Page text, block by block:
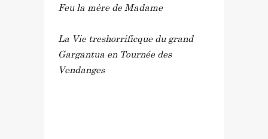
Feu la mère de Madame
La Vie treshorrificque du grand
Gargantua en Tournée des
Vendanges